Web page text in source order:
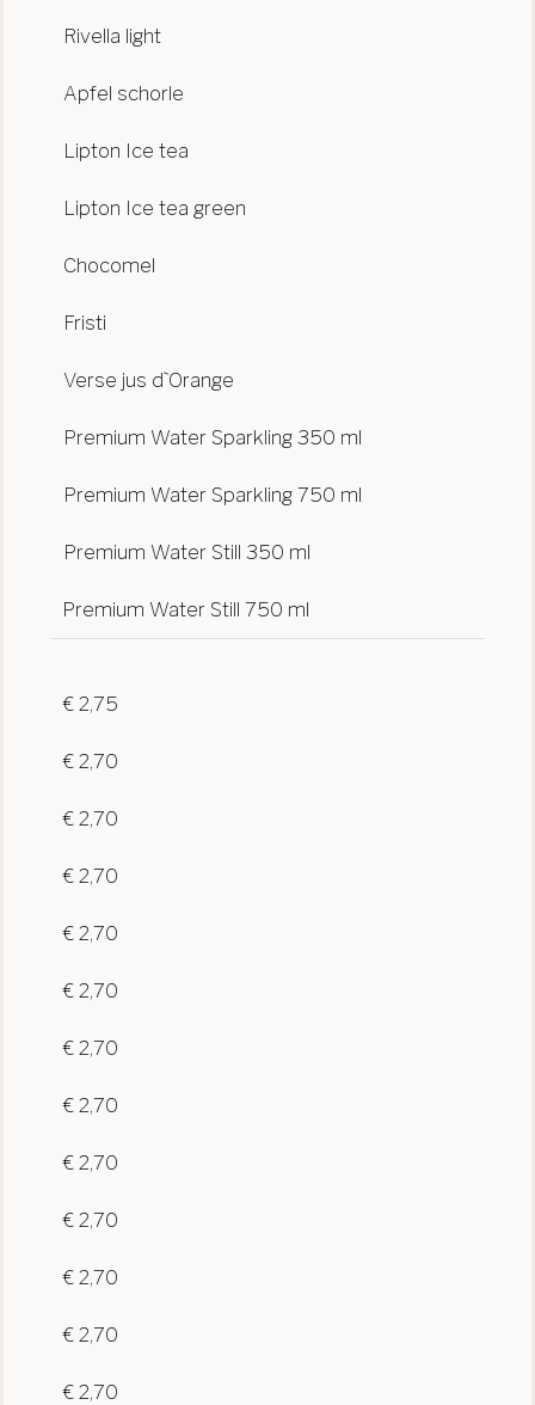
Rivella light
Apfel schorle
Lipton Ice tea
Lipton Ice tea green
Chocomel
Fristi
Verse jus d`Orange
Premium Water Sparkling 350 ml
Premium Water Sparkling 750 ml
Premium Water Still 350 ml
Premium Water Still 750 ml
€ 2,75
€ 2,70
€ 2,70
€ 2,70
€ 2,70
€ 2,70
€ 2,70
€ 2,70
€ 2,70
€ 2,70
€ 2,70
€ 2,70
€ 2,70